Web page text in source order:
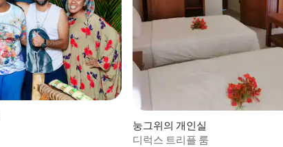
눙그위의 개인실
디럭스 트리플 룸